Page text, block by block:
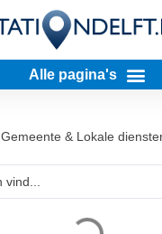
Gemeente & Lokale